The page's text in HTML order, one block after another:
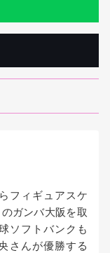
フィギュアスケ
ガンバ大阪を取
ソフトバンクも
さんが優勝する